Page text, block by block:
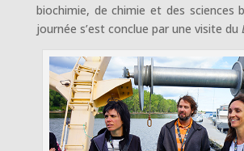
biochimie, de chimie et des sciences
journée s’est conclue par une visite du